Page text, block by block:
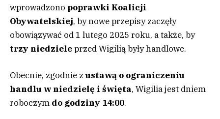
wprowadzono poprawki Koalicji
Obywatelskiej, by nowe przepisy zaczęły
obowiązywać od 1 lutego 2025 roku, a także, by
trzy niedzieleprzed Wigilią były handlowe.
Obecnie, zgodnie z ustawą o ograniczeniu
handlu w niedzielę i święta, Wigilia jest dniem
roboczym do godziny 14:00.